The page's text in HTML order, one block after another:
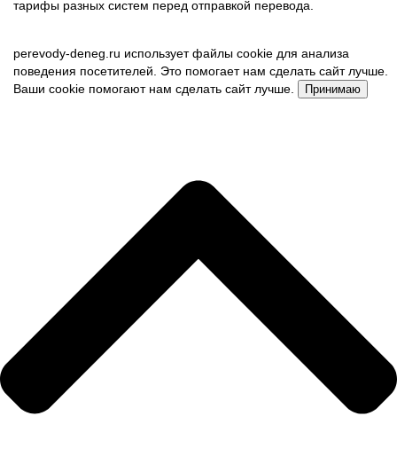
тарифы разных систем перед отправкой перевода.
perevody-deneg.ru использует файлы cookie для анализа
поведения посетителей. Это помогает нам сделать сайт лучше.
Ваши cookie помогают нам сделать сайт лучше.
Принимаю